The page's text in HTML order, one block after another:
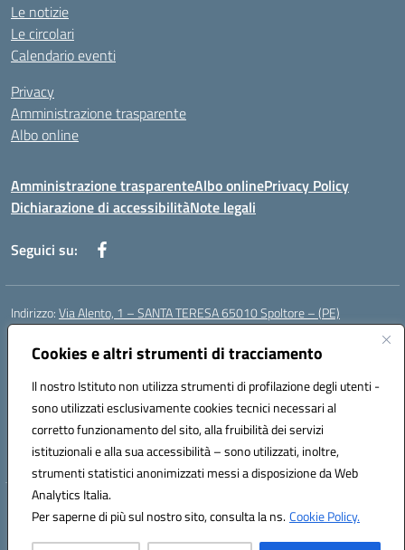
Cookies e altri strumenti di tracciamento
Il nostro Istituto non utilizza strumenti di profilazione degli utenti -
sono utilizzati esclusivamente cookies tecnici necessari al
corretto funzionamento del sito, alla fruibilità dei servizi
istituzionali e alla sua accessibilità – sono utilizzati, inoltre,
strumenti statistici anonimizzati messi a disposizione da Web
Analytics Italia.
Per saperne di più sul nostro sito, consulta la ns.Cookie Policy.
Le notizie
Le circolari
Calendario eventi
Privacy
Amministrazione trasparente
Albo online
Amministrazione trasparenteAlbo onlinePrivacy Policy
Dichiarazione di accessibilitàNote legali
Seguici su:
Indirizzo:Via Alento, 1 – SANTA TERESA 65010 Spoltore – (PE)
Centralino:
Posta elettronica certificata (PEC):peee052003@pec.istruzione.it
Codice fiscale: 80006490686
Codice meccanografico:peee052003
Codice Indice delle Pubbliche Amministrazioni (IPA): istsc_peee052003
Codice unico di fatturazione (CUF): UF01MF
Hosting & Powered by 3D Solution S.r.l.
Concept & Design by Designers Italia